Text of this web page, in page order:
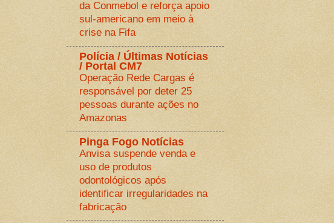
da Conmebol e reforça apoio
sul-americano em meio à
crise na Fifa
Polícia / Últimas Notícias
/ Portal CM7
Operação Rede Cargas é
responsável por deter 25
pessoas durante ações no
Amazonas
Pinga Fogo Notícias
Anvisa suspende venda e
uso de produtos
odontológicos após
identificar irregularidades na
fabricação